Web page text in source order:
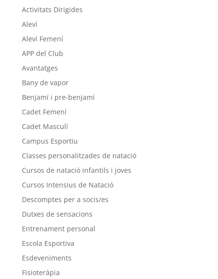
Activitats Dirigides
Aleví
Aleví Femení
APP del Club
Avantatges
Bany de vapor
Benjamí i pre-benjamí
Cadet Femení
Cadet Masculí
Campus Esportiu
Classes personalitzades de natació
Cursos de natació infantils i joves
Cursos Intensius de Natació
Descomptes per a socis/es
Dutxes de sensacions
Entrenament personal
Escola Esportiva
Esdeveniments
Fisioteràpia